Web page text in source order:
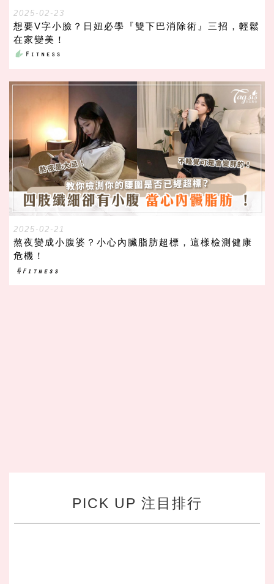
2025-02-23
想要V字小臉？日妞必學『雙下巴消除術』三招，輕鬆
在家變美！
2025-02-21
熬夜變成小腹婆？小心內臟脂肪超標，這樣檢測健康
危機！
PICK UP 注目排行